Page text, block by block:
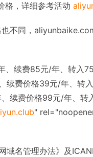
格，详细参考活动
不同，
、续费85元/年、转入
续费价格39元/年、转
续费价格99元/年、转
"
域名管理办法》及